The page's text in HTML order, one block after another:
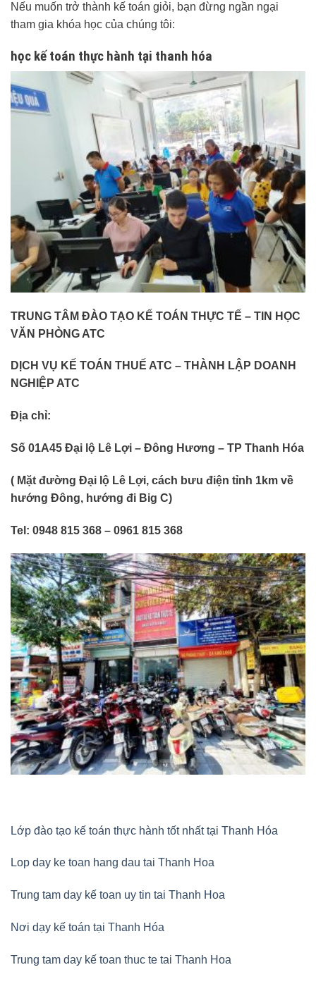
Nếu muốn trở thành kế toán giỏi, bạn đừng ngần ngại
tham gia khóa học của chúng tôi:
học kế toán thực hành tại thanh hóa
TRUNG TÂM ĐÀO TẠO KẾ TOÁN THỰC TẾ – TIN HỌC
VĂN PHÒNG ATC
DỊCH VỤ KẾ TOÁN THUẾ ATC – THÀNH LẬP DOANH
NGHIỆP ATC
Địa chỉ:
Số 01A45 Đại lộ Lê Lợi – Đông Hương – TP Thanh Hóa
( Mặt đường Đại lộ Lê Lợi, cách bưu điện tỉnh 1km về
hướng Đông, hướng đi Big C)
Tel: 0948 815 368 – 0961 815 368
Lớp đào tạo kế toán thực hành tốt nhất tại Thanh Hóa
Lop day ke toan hang dau tai Thanh Hoa
Trung tam day kế toan uy tin tai Thanh Hoa
Nơi dạy kế toán tại Thanh Hóa
Trung tam day kế toan thuc te tai Thanh Hoa